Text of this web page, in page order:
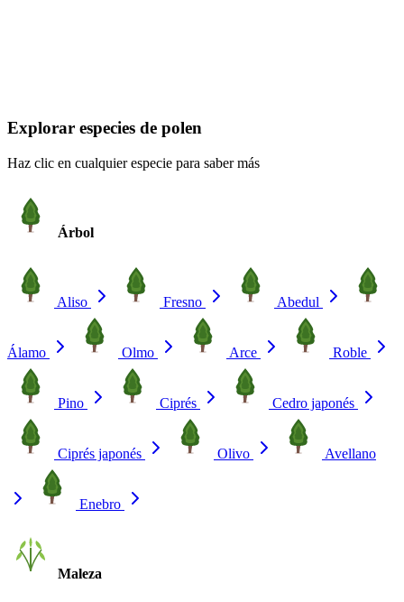
Explorar especies de polen
Haz clic en cualquier especie para saber más
Árbol
Aliso Fresno Abedul
Álamo Olmo Arce Roble
Pino Ciprés Cedro japonés
Ciprés japonés Olivo Avellano
Enebro
Maleza